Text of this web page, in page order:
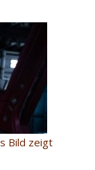
Bild zeigt